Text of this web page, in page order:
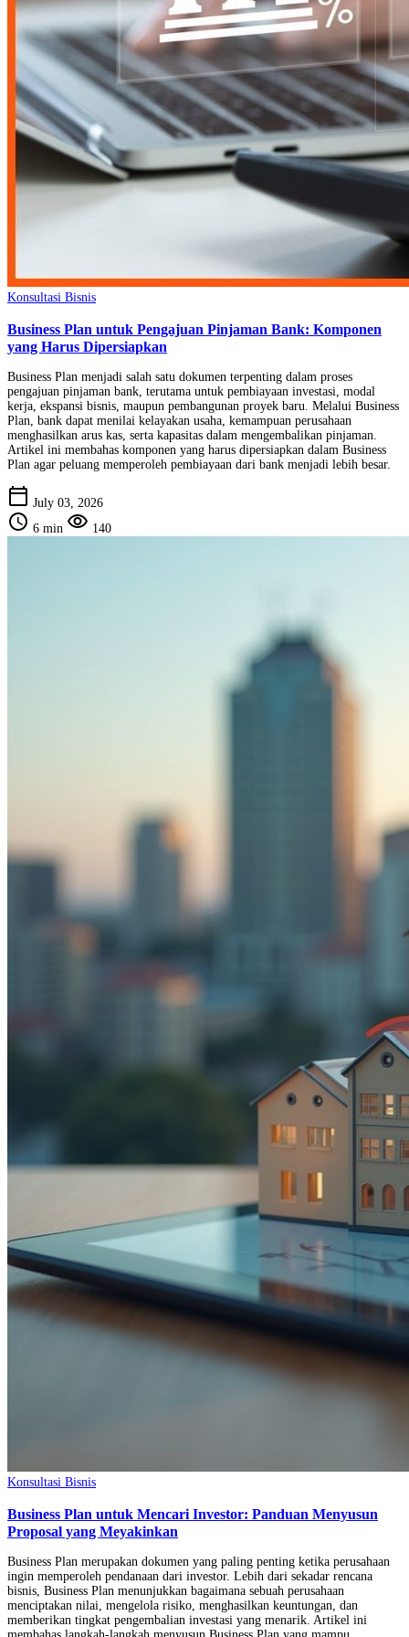
Konsultasi Bisnis
Business Plan untuk Pengajuan Pinjaman Bank: Komponen
yang Harus Dipersiapkan
Business Plan menjadi salah satu dokumen terpenting dalam proses
pengajuan pinjaman bank, terutama untuk pembiayaan investasi, modal
kerja, ekspansi bisnis, maupun pembangunan proyek baru. Melalui Business
Plan, bank dapat menilai kelayakan usaha, kemampuan perusahaan
menghasilkan arus kas, serta kapasitas dalam mengembalikan pinjaman.
Artikel ini membahas komponen yang harus dipersiapkan dalam Business
Plan agar peluang memperoleh pembiayaan dari bank menjadi lebih besar.
calendar_today July 03, 2026
schedule 6 min visibility 140
Konsultasi Bisnis
Business Plan untuk Mencari Investor: Panduan Menyusun
Proposal yang Meyakinkan
Business Plan merupakan dokumen yang paling penting ketika perusahaan
ingin memperoleh pendanaan dari investor. Lebih dari sekadar rencana
bisnis, Business Plan menunjukkan bagaimana sebuah perusahaan
menciptakan nilai, mengelola risiko, menghasilkan keuntungan, dan
memberikan tingkat pengembalian investasi yang menarik. Artikel ini